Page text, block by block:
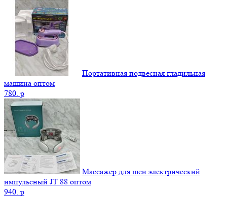
Портативная подвесная гладильная
машина оптом
780. p
Массажер для шеи электрический
импульсный JT 88 оптом
940. p